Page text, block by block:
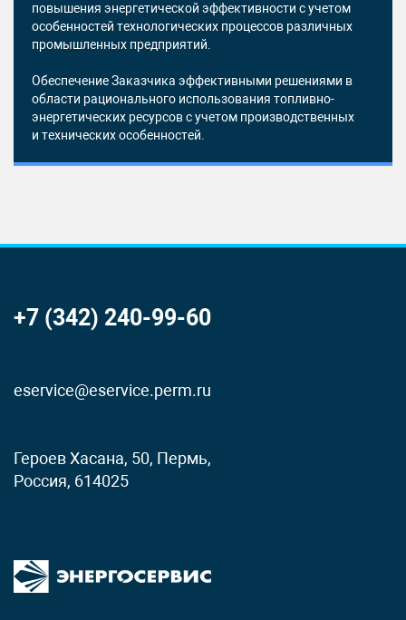
повышения энергетической эффективности с учетом
особенностей технологических процессов различных
промышленных предприятий.
Обеспечение Заказчика эффективными решениями в
области рационального использования топливно-
энергетических ресурсов с учетом производственных
и технических особенностей.
+7 (342) 240-99-60
eservice@eservice.perm.ru
Героев Хасана, 50, Пермь,
Россия, 614025